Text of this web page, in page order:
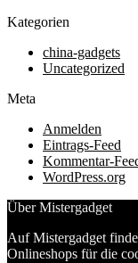
Kategorien
china-gadgets
Uncategorized
Meta
Anmelden
Eintrags-Feed
Kommentar-
WordPress.org
Über Mistergadget
Auf Mistergadget
Onlineshops für die